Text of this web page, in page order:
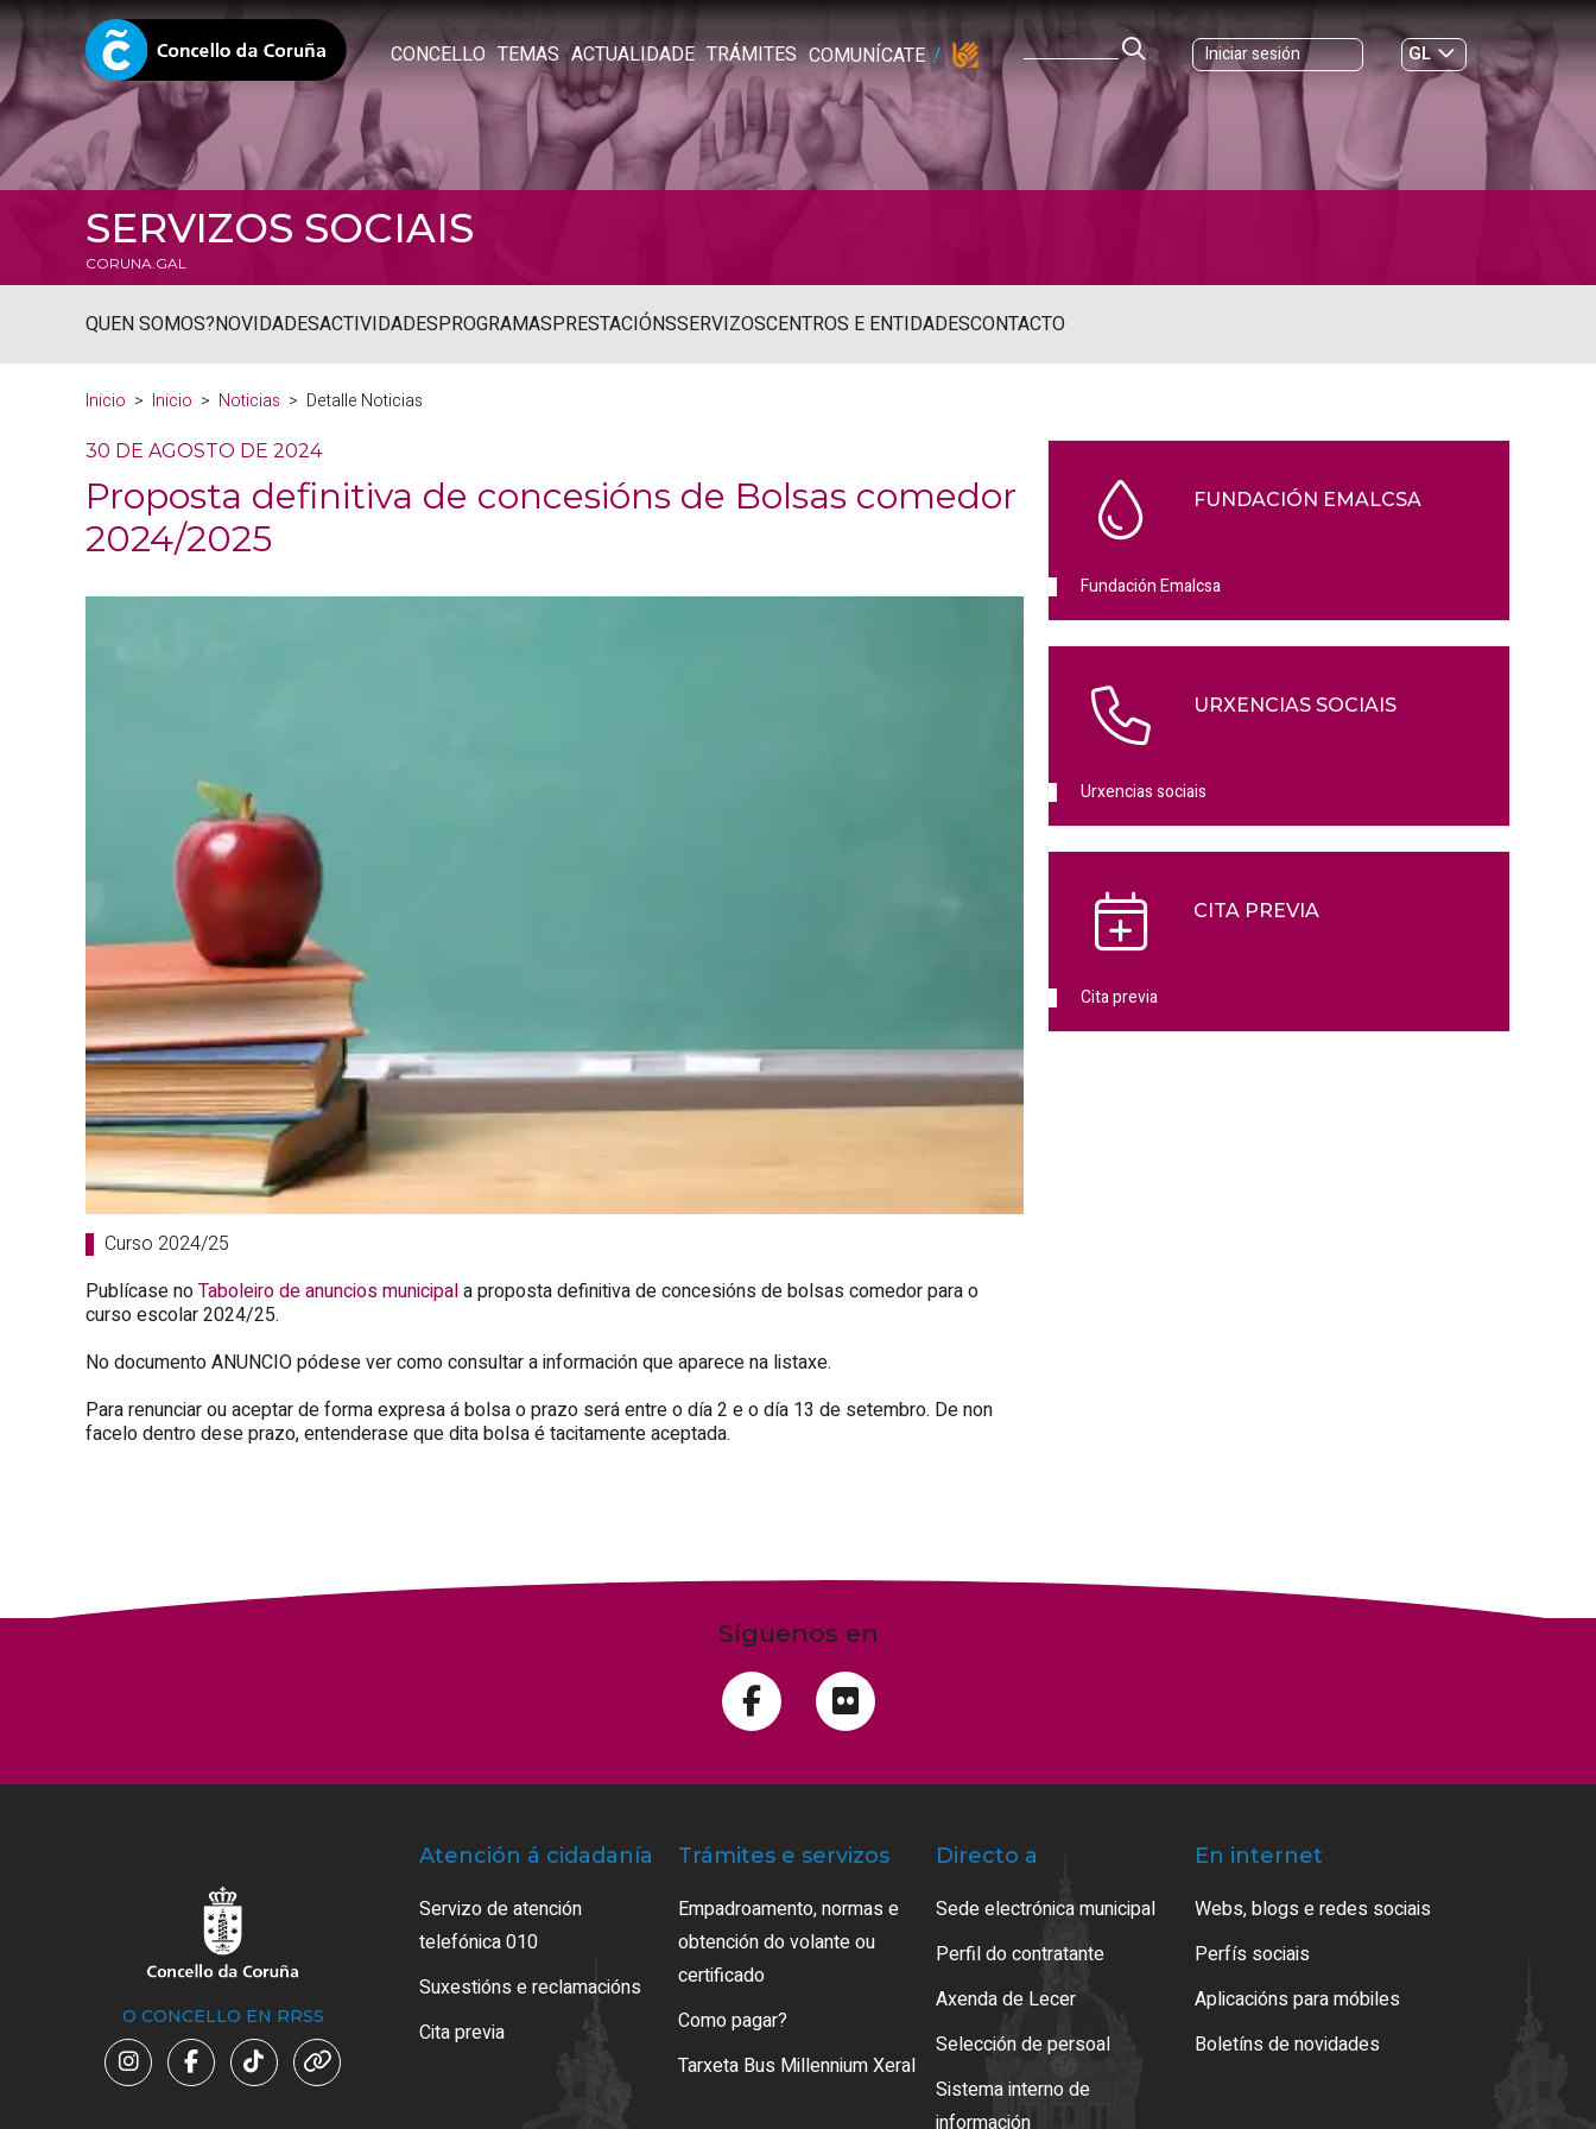
CONCELLO TEMAS ACTUALIDADE TRÁMITES COMUNÍCATE Iniciar sesión
GL
ES|
SERVIZOS SOCIAIS
CORUNA.GAL
QUEN SOMOS?NOVIDADESACTIVIDADESPROGRAMASPRESTACIÓNSSERVIZOSCENTROS E ENTIDADESCONTACTO
Inicio Inicio Noticias Detalle Noticias
30 DE AGOSTO DE 2024
Proposta definitiva de concesións de Bolsas comedor
2024/2025
Curso 2024/25
Publícase noTaboleiro de anuncios municipala proposta definitiva de concesións de bolsas comedor para o
curso escolar 2024/25.
No documento ANUNCIO pódese ver como consultar a información que aparece na listaxe.
Para renunciar ou aceptar de forma expresa á bolsa o prazo será entre o día 2 e o día 13 de setembro. De non
facelo dentro dese prazo, entenderase que dita bolsa é tacitamente aceptada.
FUNDACIÓN EMALCSA
Fundación Emalcsa
URXENCIAS SOCIAIS
Urxencias sociais
CITA PREVIA
Cita previa
Síguenos en
O CONCELLO EN RRSS
Atención á cidadanía
Servizo de atención
telefónica 010
Suxestións e reclamacións
Cita previa
Trámites e servizos
Empadroamento, normas e
obtención do volante ou
certificado
Como pagar?
Tarxeta Bus Millennium Xeral
Directo a
Sede electrónica municipal
Perfil do contratante
Axenda de Lecer
Selección de persoal
Sistema interno de
información
En internet
Webs, blogs e redes sociais
Perfís sociais
Aplicacións para móbiles
Boletíns de novidades